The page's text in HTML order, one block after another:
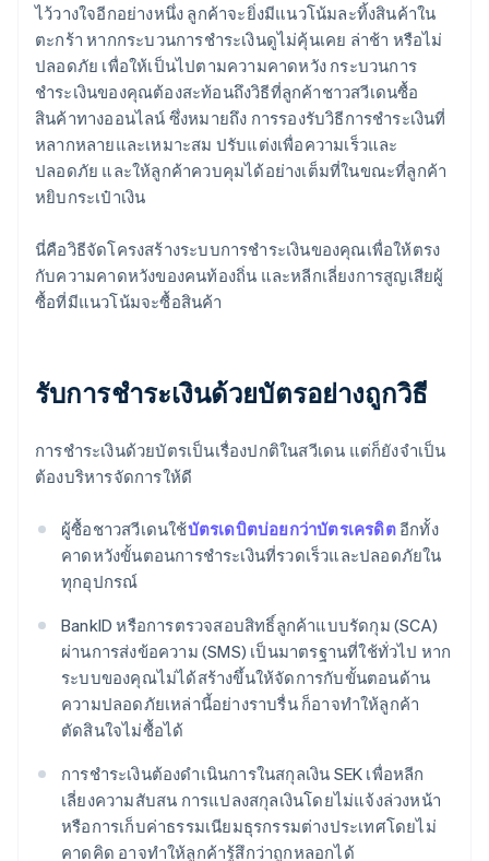
ไว้วางใจอีกอย่างหนึ่ง ลูกค้าจะยิ่งมีแนวโน้มละทิ้งสินค้าใน
ตะกร้า หากกระบวนการชำระเงินดูไม่คุ้นเคย ล่าช้า หรือไม่
ปลอดภัย เพื่อให้เป็นไปตามความคาดหวัง กระบวนการ
ชำระเงินของคุณต้องสะท้อนถึงวิธีที่ลูกค้าชาวสวีเดนซื้อ
สินค้าทางออนไลน์ ซึ่งหมายถึง การรองรับวิธีการชำระเงินที่
หลากหลายและเหมาะสม ปรับแต่งเพื่อความเร็วและ
ปลอดภัย และให้ลูกค้าควบคุมได้อย่างเต็มที่ในขณะที่ลูกค้า
หยิบกระเป๋าเงิน
นี่คือวิธีจัดโครงสร้างระบบการชำระเงินของคุณเพื่อให้ตรง
กับความคาดหวังของคนท้องถิ่น และหลีกเลี่ยงการสูญเสียผู้
ซื้อที่มีแนวโน้มจะซื้อสินค้า
รับการชำระเงินด้วยบัตรอย่างถูกวิธี
การชำระเงินด้วยบัตรเป็นเรื่องปกติในสวีเดน แต่ก็ยังจำเป็น
ต้องบริหารจัดการให้ดี
ผู้ซื้อชาวสวีเดนใช้บัตรเดบิตบ่อยกว่าบัตรเครดิตอีกทั้ง
คาดหวังขั้นตอนการชำระเงินที่รวดเร็วและปลอดภัยใน
ทุกอุปกรณ์
BankID หรือการตรวจสอบสิทธิ์ลูกค้าแบบรัดกุม (SCA)
ผ่านการส่งข้อความ (SMS) เป็นมาตรฐานที่ใช้ทั่วไป หาก
ระบบของคุณไม่ได้สร้างขึ้นให้จัดการกับขั้นตอนด้าน
ความปลอดภัยเหล่านี้อย่างราบรื่น ก็อาจทำให้ลูกค้า
ตัดสินใจไม่ซื้อได้
การชำระเงินต้องดำเนินการในสกุลเงิน SEK เพื่อหลีก
เลี่ยงความสับสน การแปลงสกุลเงินโดยไม่แจ้งล่วงหน้า
หรือการเก็บค่าธรรมเนียมธุรกรรมต่างประเทศโดยไม่
คาดคิด อาจทำให้ลูกค้ารู้สึกว่าถูกหลอกได้